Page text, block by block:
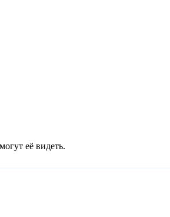
её видеть.